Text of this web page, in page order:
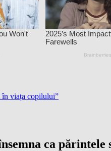
în viața copilului”
ca